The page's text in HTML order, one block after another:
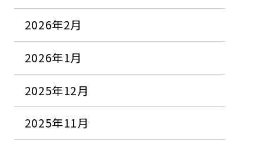
2026年2月
2026年1月
2025年12月
2025年11月